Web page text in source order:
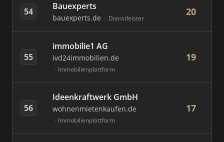
54 Bauexperts
bauexperts.de Dienstleister
20
55
immobilie1 AG
ivd24immobilien.de
Immobilienplattform
19
56
Ideenkraftwerk GmbH
wohnenmietenkaufen.de
Immobilienplattform
17